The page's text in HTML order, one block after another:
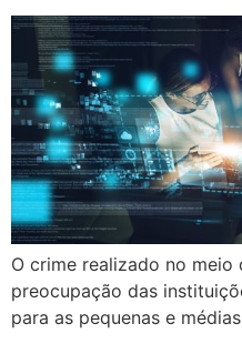
O crime realizado no
preocupação das
para as pequenas e